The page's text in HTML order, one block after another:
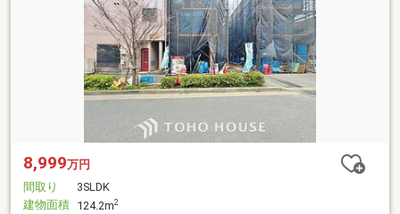
8,999万円
間取り
3SLDK
建物面積 124.2m2